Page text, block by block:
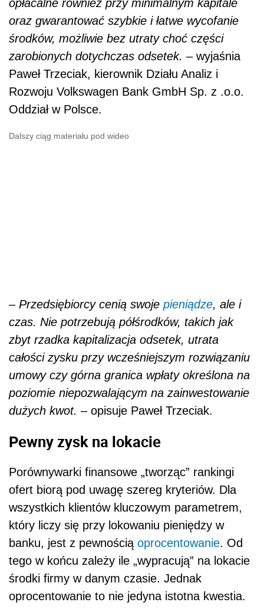
opłacalne również przy minimalnym kapitale
oraz gwarantować szybkie i łatwe wycofanie
środków, możliwie bez utraty choć części
zarobionych dotychczas odsetek. – wyjaśnia
Paweł Trzeciak, kierownik Działu Analiz i
Rozwoju Volkswagen Bank GmbH Sp. z .o.o.
Oddział w Polsce.
Dalszy ciąg materiału pod wideo
– Przedsiębiorcy cenią swoje pieniądze, ale i
czas. Nie potrzebują półśrodków, takich jak
zbyt rzadka kapitalizacja odsetek, utrata
całości zysku przy wcześniejszym rozwiązaniu
umowy czy górna granica wpłaty określona na
poziomie niepozwalającym na zainwestowanie
dużych kwot. – opisuje Paweł Trzeciak.
Pewny zysk na lokacie
Porównywarki finansowe „tworząc” rankingi
ofert biorą pod uwagę szereg kryteriów. Dla
wszystkich klientów kluczowym parametrem,
który liczy się przy lokowaniu pieniędzy w
banku, jest z pewnością oprocentowanie. Od
tego w końcu zależy ile „wypracują” na lokacie
środki firmy w danym czasie. Jednak
oprocentowanie to nie jedyna istotna kwestia.